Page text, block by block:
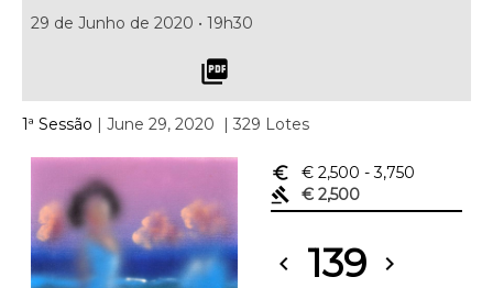
29 de Junho de 2020 • 19h30
picture_as_pdf
1ª Sessão | June 29, 2020 | 329 Lotes
euro_symbol € 2,500 - 3,750
gavel
€ 2,500
chevron_left 139 chevron_right